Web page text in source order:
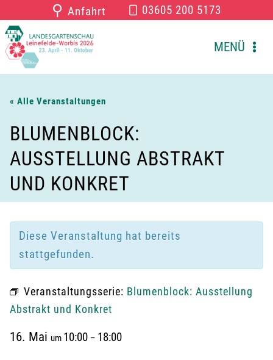
Inhalt
springen
⚲ Anfahrt 03605 200 5173
MENÜ
« Alle Veranstaltungen
BLUMENBLOCK:
AUSSTELLUNG ABSTRAKT
UND KONKRET
Diese Veranstaltung hat bereits
stattgefunden.
Veranstaltungsserie: Blumenblock: Ausstellung
Abstrakt und Konkret
16. Mai um 10:00 – 18:00